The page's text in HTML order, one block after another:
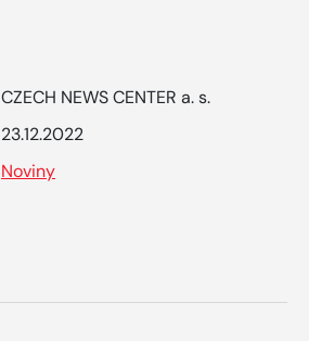
CZECH NEWS CENTER a. s.
23.12.2022
Noviny